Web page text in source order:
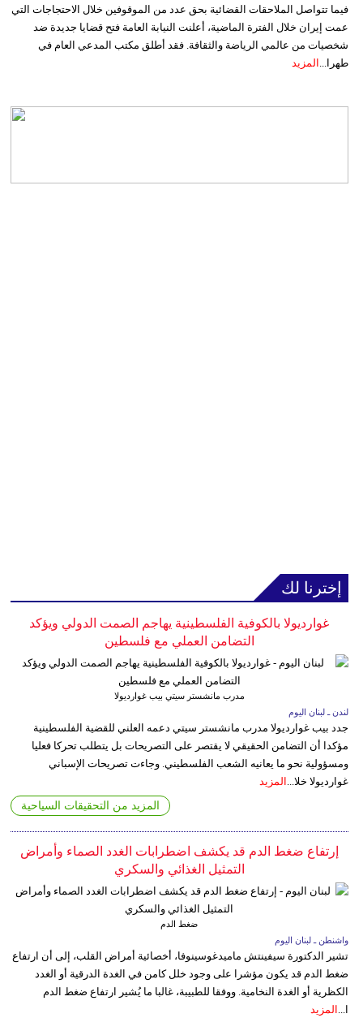
فيما تتواصل الملاحقات القضائية بحق عدد من الموقوفين خلال الاحتجاجات التي
عمت إيران خلال الفترة الماضية، أعلنت النيابة العامة فتح قضايا جديدة ضد
شخصيات من عالمي الرياضة والثقافة. فقد أطلق مكتب المدعي العام في
طهرا... المزيد
إخترنا لك
غوارديولا بالكوفية الفلسطينية يهاجم الصمت الدولي ويؤكد
التضامن العملي مع فلسطين
مدرب مانشستر سيتي بيب غوارديولا
لندن ـ لبنان اليوم
جدد بيب غوارديولا مدرب مانشستر سيتي دعمه العلني للقضية الفلسطينية
مؤكدا أن التضامن الحقيقي لا يقتصر على التصريحات بل يتطلب تحركا فعليا
ومسؤولية نحو ما يعانيه الشعب الفلسطيني. وجاءت تصريحات الإسباني
غوارديولا خلا... المزيد
المزيد من التحقيقات السياحية
إرتفاع ضغط الدم قد يكشف اضطرابات الغدد الصماء وأمراض
التمثيل الغذائي والسكري
ضغط الدم
واشنطن ـ لبنان اليوم
تشير الدكتورة سيفينتش ماميدغوسينوفا، أخصائية أمراض القلب، إلى أن ارتفاع
ضغط الدم قد يكون مؤشرا على وجود خلل كامن في الغدة الدرقية أو الغدد
الكظرية أو الغدة النخامية. ووفقا للطبيبة، غالبا ما يُشير ارتفاع ضغط الدم
ا... المزيد